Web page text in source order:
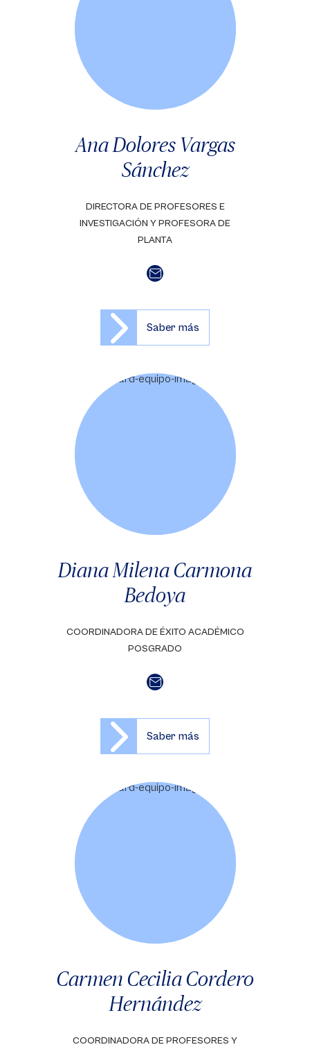
Ana Dolores Vargas
Sánchez
DIRECTORA DE PROFESORES E
INVESTIGACIÓN Y PROFESORA DE
PLANTA
Saber más
Diana Milena Carmona
Bedoya
COORDINADORA DE ÉXITO ACADÉMICO
POSGRADO
Saber más
Carmen Cecilia Cordero
Hernández
COORDINADORA DE PROFESORES Y